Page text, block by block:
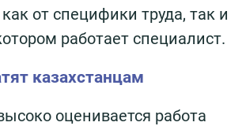
как от специфики труда, так и
работает специалист.
казахстанцам
оценивается работа